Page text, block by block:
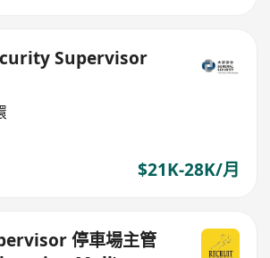
Supervisor
$21K-28K/月
停車場主管